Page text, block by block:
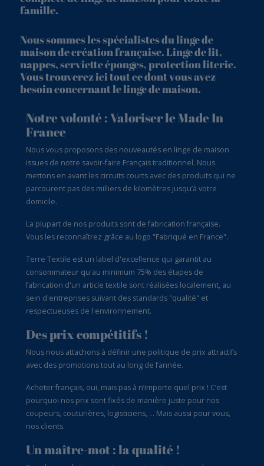
famille.
Nous sommes les spécialistes du linge de
maison de création française. Linge de lit,
nappes, serviette éponges, protection literie.
Vous trouverez ici tout ce dont vous avez
besoin concernant le linge de maison.
Notre volonté : Valoriser le Made In
France
Nous vous proposons des nouveautés en linge de maison
issues de notre savoir-faire Français traditionnel. Nous
mettons en avant les circuits courts avec des produits qui ne
parcourent pas des milliers de kilomètres jusqu’à votre
domicile.
La plupart de nos produits sont de fabrication française.
Vous les reconnaîtrez grâce au logo "Fabriqué en France".
Terre Textile est un label d'excellence qui garantit au
consommateur qu'au minimum 75% des étapes de
fabrication d'un article textile sont réalisées localement, au
sein d'entreprises suivant des standards "qualité" et
respectueuses de l'environnement.
Des prix compétitifs !
Nous nous attachons à définir une politique de prix attractifs
avec des promotions tout au long de l’année.
Acheter français, oui, mais pas à n’importe quel prix ! C’est
pourquoi nos prix sont fixés de manière juste pour nos
coupeurs, couturières, logisticiens, … Mais aussi pour vous,
nos clients.
Un maître-mot : la qualité !